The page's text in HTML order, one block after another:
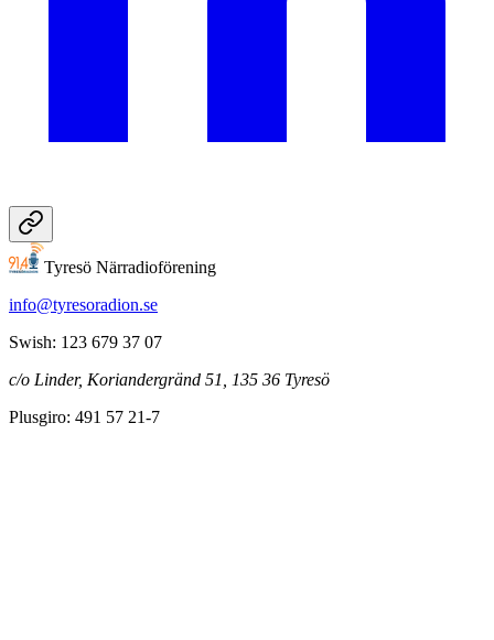
Tyresö Närradioförening
info@tyresoradion.se
Swish: 123 679 37 07
c/o Linder, Koriandergränd 51, 135 36 Tyresö
Plusgiro: 491 57 21-7